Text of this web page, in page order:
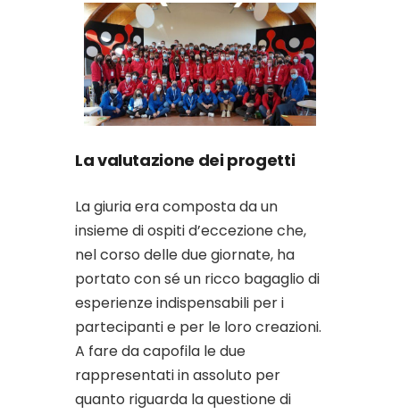
La valutazione dei progetti
La giuria era composta da un
insieme di ospiti d’eccezione che,
nel corso delle due giornate, ha
portato con sé un ricco bagaglio di
esperienze indispensabili per i
partecipanti e per le loro creazioni.
A fare da capofila le due
rappresentati in assoluto per
quanto riguarda la questione di